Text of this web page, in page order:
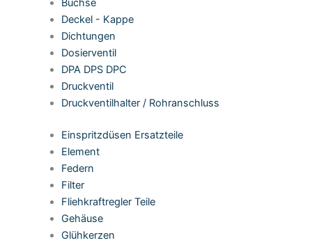
Buchse
Deckel - Kappe
Dichtungen
Dosierventil
DPA DPS DPC
Druckventil
Druckventilhalter / Rohranschluss
Einspritzdüsen Ersatzteile
Element
Federn
Filter
Fliehkraftregler Teile
Gehäuse
Glühkerzen